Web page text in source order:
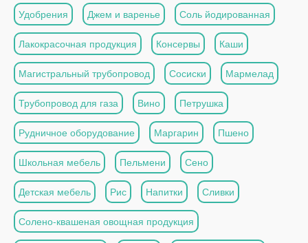
Удобрения Джем и варенье Соль йодированная
Лакокрасочная продукция Консервы Каши
Магистральный трубопровод Сосиски Мармелад
Трубопровод для газа Вино Петрушка
Рудничное оборудование Маргарин Пшено
Школьная мебель Пельмени Сено
Детская мебель Рис Напитки Сливки
Солено-квашеная овощная продукция